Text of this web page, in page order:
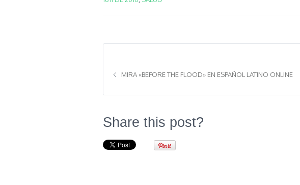
MIRA «BEFORE THE FLOOD» EN ESPAÑOL LATINO ONLINE
Share this post?